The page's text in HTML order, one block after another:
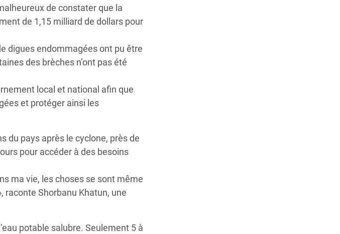
de constater que la
de 1,15 milliard de dollars pour
digues endommagées ont pu être
des brèches n’ont pas été
local et national afin que
et protéger ainsi les
du pays après le cyclone, près de
pour accéder à des besoins
ma vie, les choses se sont même
raconte Shorbanu Khatun, une
potable salubre. Seulement 5 à